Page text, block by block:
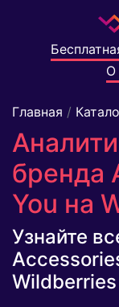
О
Главная /
бренда
You на
Узнайте
Wildberries